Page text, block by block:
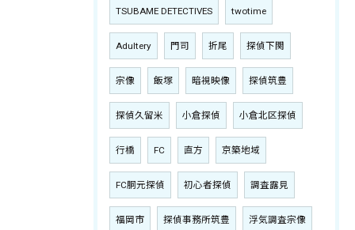
TSUBAME DETECTIVES twotime
Adultery 門司 折尾 探偵下関
宗像 飯塚 暗視映像 探偵筑豊
探偵久留米 小倉探偵 小倉北区探偵
行橋 FC 直方 京築地域
FC胴元探偵 初心者探偵 調査露見
福岡市 探偵事務所筑豊 浮気調査宗像